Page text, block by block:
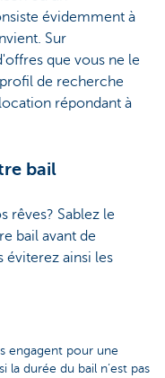
évidemment à
Sur
que vous ne le
de recherche
répondant à
bail
rêves? Sablez le
bail avant de
ainsi les
engagent pour une
la durée du bail n’est pas